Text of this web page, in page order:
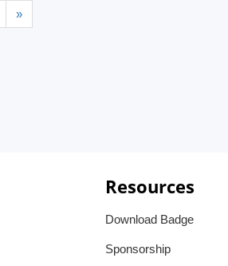
»
Resources
Download Badge
Sponsorship